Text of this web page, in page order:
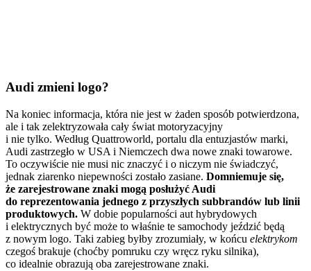
Audi zmieni logo?
Na koniec informacja, która nie jest w żaden sposób potwierdzona,
ale i tak zelektryzowała cały świat motoryzacyjny
i nie tylko. Według Quattroworld, portalu dla entuzjastów marki,
Audi zastrzegło w USA i Niemczech dwa nowe znaki towarowe.
To oczywiście nie musi nic znaczyć i o niczym nie świadczyć,
jednak ziarenko niepewności zostało zasiane. Domniemuje się,
że zarejestrowane znaki mogą posłużyć Audi
do reprezentowania jednego z przyszłych subbrandów lub linii
produktowych. W dobie popularności aut hybrydowych
i elektrycznych być może to właśnie te samochody jeździć będą
z nowym logo. Taki zabieg byłby zrozumiały, w końcu elektrykom
czegoś brakuje (choćby pomruku czy wręcz ryku silnika),
co idealnie obrazują oba zarejestrowane znaki.